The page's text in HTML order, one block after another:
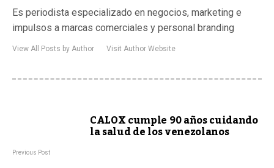
Es periodista especializado en negocios, marketing e
impulsos a marcas comerciales y personal branding
View All Posts by Author Visit Author Website
CALOX cumple 90 años cuidando
la salud de los venezolanos
Previous Post